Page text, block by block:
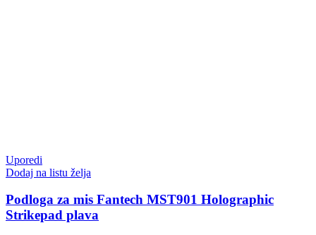
Uporedi
Dodaj na listu želja
Podloga za mis Fantech MST901 Holographic
Strikepad plava